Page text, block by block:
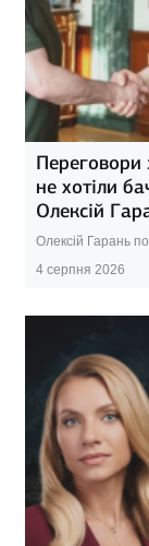
не хотіли
Олексій
Олексій Гарань
4 серпня 2026